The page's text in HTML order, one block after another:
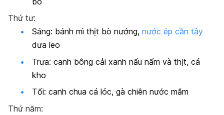
Thứ tư:
Sáng: bánh mì thịt bò nướng, nước ép cần tây
dưa leo
Trưa: canh bông cải xanh nấu nấm và thịt, cá
kho
Tối: canh chua cá lóc, gà chiên nước mắm
Thứ năm: